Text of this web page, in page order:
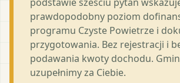
prawdopodobny poziom
programu Czyste Powietrze i
przygotowania. Bez rejestracji i
podawania kwoty dochodu.
uzupełnimy za Ciebie.